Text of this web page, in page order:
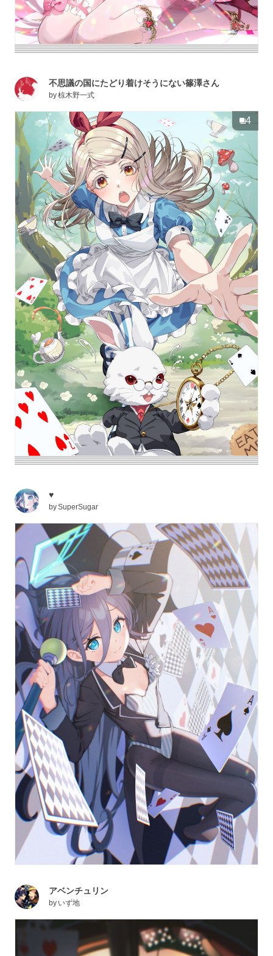
不思議の国にたどり着けそうにない篠澤さん
by椋木野一式
4
♥
bySuperSugar
アベンチュリン
by いず地